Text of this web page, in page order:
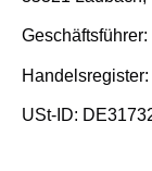
USt-ID: